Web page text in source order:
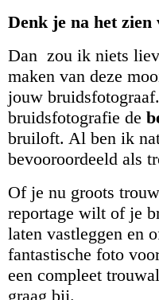
Denk je na het
Dan zou ik niets
maken van deze
jouw bruidsfotograaf
bruidsfotografie de
bruiloft. Al ben ik
bevooroordeeld als
Of je nu groots
reportage wilt of je
laten vastleggen en
fantastische foto
een compleet
graag bij.